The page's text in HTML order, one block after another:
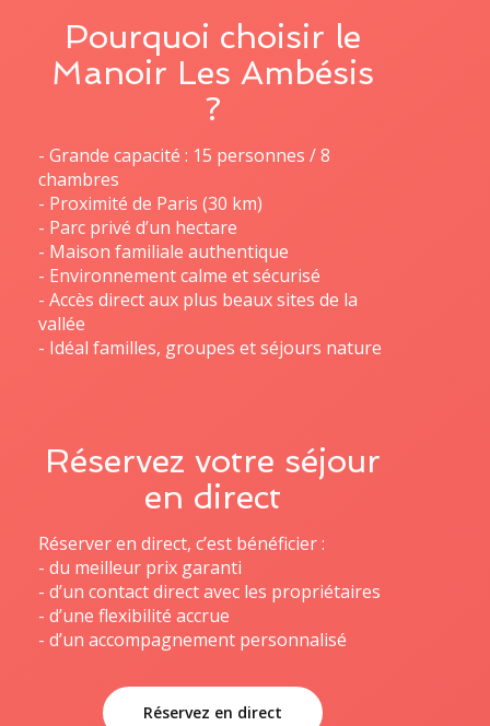
Pourquoi choisir le
Manoir Les Ambésis
?
- Grande capacité : 15 personnes / 8
chambres
- Proximité de Paris (30 km)
- Parc privé d’un hectare
- Maison familiale authentique
- Environnement calme et sécurisé
- Accès direct aux plus beaux sites de la
vallée
Réservez votre séjour
en direct
Réserver en direct, c’est bénéficier :
- du meilleur prix garanti
- d’un contact direct avec les propriétaires
- d’une flexibilité accrue
Réservez en direct